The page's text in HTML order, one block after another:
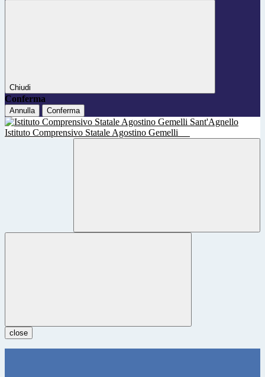
Chiudi
Conferma
Annulla Conferma
Istituto Comprensivo Statale Agostino Gemelli
close